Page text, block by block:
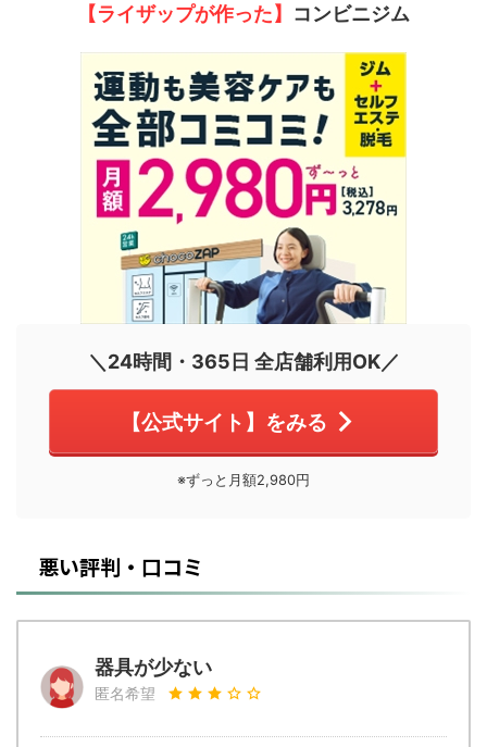
【ライザップが作った】 コンビニジム
＼24時間・365日 全店舗利用OK／
【公式サイト】をみる
※ずっと月額2,980円
悪い評判・口コミ
器具が少ない
匿名希望